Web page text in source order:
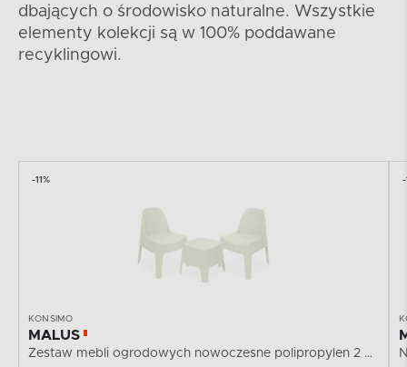
dbających o środowisko naturalne. Wszystkie
elementy kolekcji są w 100% poddawane
recyklingowi.
-11%
KONSIMO
MALUS
Zestaw mebli ogrodowych nowoczesne polipropylen 2 os....
-